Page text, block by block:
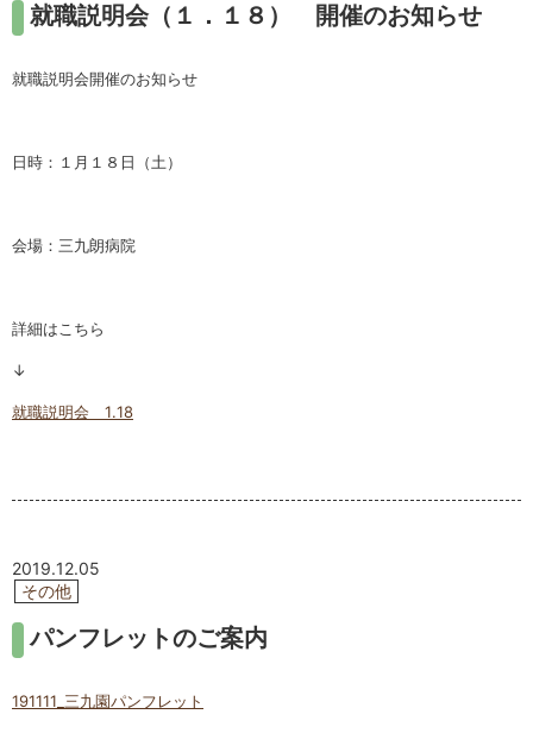
就職説明会（１．１８） 開催のお知らせ
就職説明会開催のお知らせ
日時：１月１８日（土）
会場：三九朗病院
詳細はこちら
↓
就職説明会 1.18
パンフレットのご案内
2019.12.05
その他
191111_三九園パンフレット